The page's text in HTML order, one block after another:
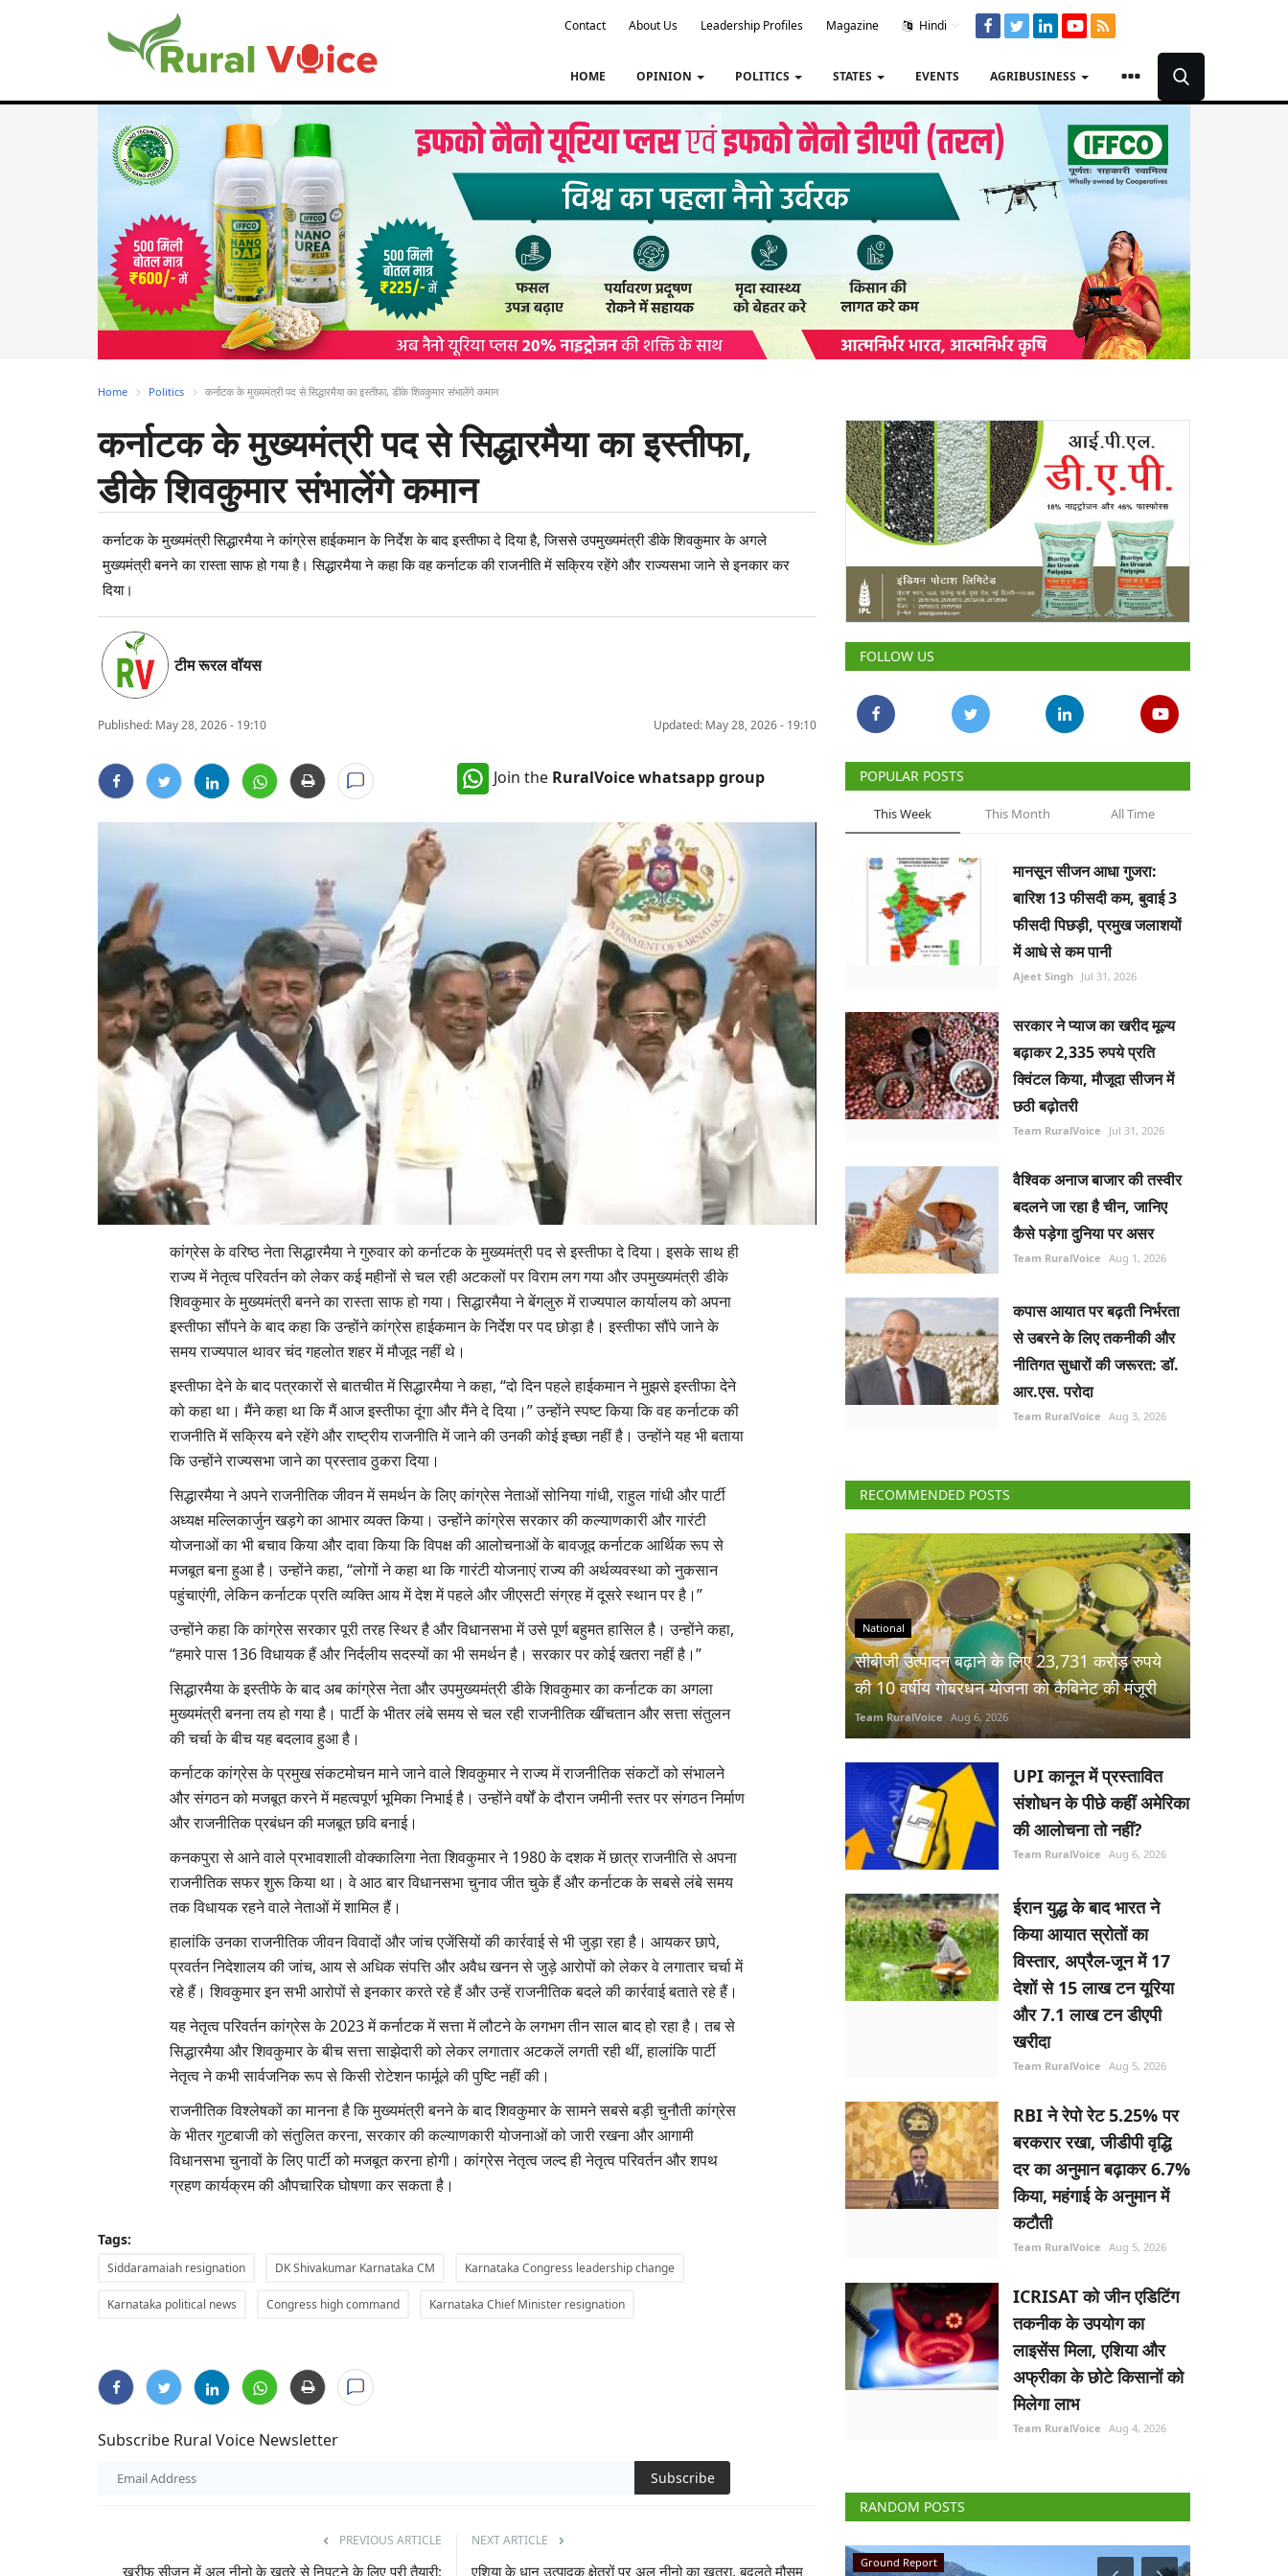
Contact About Us Leadership Profiles Magazine Hindi
HOME OPINION POLITICS STATES EVENTS AGRIBUSINESS
Home Politics कर्नाटक के मुख्यमंत्री पद से सिद्धारमैया का इस्तीफा, डीके शिवकुमार संभालेंगे कमान
कर्नाटक के मुख्यमंत्री पद से सिद्धारमैया का इस्तीफा,
डीके शिवकुमार संभालेंगे कमान
कर्नाटक के मुख्यमंत्री सिद्धारमैया ने कांग्रेस हाईकमान के निर्देश के बाद इस्तीफा दे दिया है, जिससे उपमुख्यमंत्री डीके शिवकुमार के अगले
मुख्यमंत्री बनने का रास्ता साफ हो गया है। सिद्धारमैया ने कहा कि वह कर्नाटक की राजनीति में सक्रिय रहेंगे और राज्यसभा जाने से इनकार कर
दिया।
टीम रूरल वॉयस
Published: May 28, 2026 - 19:10 Updated: May 28, 2026 - 19:10
Join the RuralVoice whatsapp group
कांग्रेस के वरिष्ठ नेता सिद्धारमैया ने गुरुवार को कर्नाटक के मुख्यमंत्री पद से इस्तीफा दे दिया। इसके साथ ही
राज्य में नेतृत्व परिवर्तन को लेकर कई महीनों से चल रही अटकलों पर विराम लग गया और उपमुख्यमंत्री डीके
शिवकुमार के मुख्यमंत्री बनने का रास्ता साफ हो गया। सिद्धारमैया ने बेंगलुरु में राज्यपाल कार्यालय को अपना
इस्तीफा सौंपने के बाद कहा कि उन्होंने कांग्रेस हाईकमान के निर्देश पर पद छोड़ा है। इस्तीफा सौंपे जाने के
समय राज्यपाल थावर चंद गहलोत शहर में मौजूद नहीं थे।
इस्तीफा देने के बाद पत्रकारों से बातचीत में सिद्धारमैया ने कहा, “दो दिन पहले हाईकमान ने मुझसे इस्तीफा देने
को कहा था। मैंने कहा था कि मैं आज इस्तीफा दूंगा और मैंने दे दिया।” उन्होंने स्पष्ट किया कि वह कर्नाटक की
राजनीति में सक्रिय बने रहेंगे और राष्ट्रीय राजनीति में जाने की उनकी कोई इच्छा नहीं है। उन्होंने यह भी बताया
कि उन्होंने राज्यसभा जाने का प्रस्ताव ठुकरा दिया।
सिद्धारमैया ने अपने राजनीतिक जीवन में समर्थन के लिए कांग्रेस नेताओं सोनिया गांधी, राहुल गांधी और पार्टी
अध्यक्ष मल्लिकार्जुन खड़गे का आभार व्यक्त किया। उन्होंने कांग्रेस सरकार की कल्याणकारी और गारंटी
योजनाओं का भी बचाव किया और दावा किया कि विपक्ष की आलोचनाओं के बावजूद कर्नाटक आर्थिक रूप से
मजबूत बना हुआ है। उन्होंने कहा, “लोगों ने कहा था कि गारंटी योजनाएं राज्य की अर्थव्यवस्था को नुकसान
पहुंचाएंगी, लेकिन कर्नाटक प्रति व्यक्ति आय में देश में पहले और जीएसटी संग्रह में दूसरे स्थान पर है।”
उन्होंने कहा कि कांग्रेस सरकार पूरी तरह स्थिर है और विधानसभा में उसे पूर्ण बहुमत हासिल है। उन्होंने कहा,
“हमारे पास 136 विधायक हैं और निर्दलीय सदस्यों का भी समर्थन है। सरकार पर कोई खतरा नहीं है।”
सिद्धारमैया के इस्तीफे के बाद अब कांग्रेस नेता और उपमुख्यमंत्री डीके शिवकुमार का कर्नाटक का अगला
मुख्यमंत्री बनना तय हो गया है। पार्टी के भीतर लंबे समय से चल रही राजनीतिक खींचतान और सत्ता संतुलन
की चर्चा के बीच यह बदलाव हुआ है।
कर्नाटक कांग्रेस के प्रमुख संकटमोचन माने जाने वाले शिवकुमार ने राज्य में राजनीतिक संकटों को संभालने
और संगठन को मजबूत करने में महत्वपूर्ण भूमिका निभाई है। उन्होंने वर्षों के दौरान जमीनी स्तर पर संगठन निर्माण
और राजनीतिक प्रबंधन की मजबूत छवि बनाई।
कनकपुरा से आने वाले प्रभावशाली वोक्कालिगा नेता शिवकुमार ने 1980 के दशक में छात्र राजनीति से अपना
राजनीतिक सफर शुरू किया था। वे आठ बार विधानसभा चुनाव जीत चुके हैं और कर्नाटक के सबसे लंबे समय
तक विधायक रहने वाले नेताओं में शामिल हैं।
हालांकि उनका राजनीतिक जीवन विवादों और जांच एजेंसियों की कार्रवाई से भी जुड़ा रहा है। आयकर छापे,
प्रवर्तन निदेशालय की जांच, आय से अधिक संपत्ति और अवैध खनन से जुड़े आरोपों को लेकर वे लगातार चर्चा में
रहे हैं। शिवकुमार इन सभी आरोपों से इनकार करते रहे हैं और उन्हें राजनीतिक बदले की कार्रवाई बताते रहे हैं।
यह नेतृत्व परिवर्तन कांग्रेस के 2023 में कर्नाटक में सत्ता में लौटने के लगभग तीन साल बाद हो रहा है। तब से
सिद्धारमैया और शिवकुमार के बीच सत्ता साझेदारी को लेकर लगातार अटकलें लगती रही थीं, हालांकि पार्टी
नेतृत्व ने कभी सार्वजनिक रूप से किसी रोटेशन फार्मूले की पुष्टि नहीं की।
राजनीतिक विश्लेषकों का मानना है कि मुख्यमंत्री बनने के बाद शिवकुमार के सामने सबसे बड़ी चुनौती कांग्रेस
के भीतर गुटबाजी को संतुलित करना, सरकार की कल्याणकारी योजनाओं को जारी रखना और आगामी
विधानसभा चुनावों के लिए पार्टी को मजबूत करना होगी। कांग्रेस नेतृत्व जल्द ही नेतृत्व परिवर्तन और शपथ
ग्रहण कार्यक्रम की औपचारिक घोषणा कर सकता है।
Tags:
Siddaramaiah resignation DK Shivakumar Karnataka CM Karnataka Congress leadership change
Karnataka political news Congress high command Karnataka Chief Minister resignation
Subscribe Rural Voice Newsletter
Subscribe
PREVIOUS ARTICLE
खरीफ सीजन में अल नीनो के खतरे से निपटने के लिए पूरी तैयारी:
NEXT ARTICLE
एशिया के धान उत्पादक क्षेत्रों पर अल नीनो का खतरा, बदलते मौसम
FOLLOW US
POPULAR POSTS
This Week This Month All Time
मानसून सीजन आधा गुजरा:
बारिश 13 फीसदी कम, बुवाई 3
फीसदी पिछड़ी, प्रमुख जलाशयों
में आधे से कम पानी
Ajeet Singh Jul 31, 2026
सरकार ने प्याज का खरीद मूल्य
बढ़ाकर 2,335 रुपये प्रति
क्विंटल किया, मौजूदा सीजन में
छठी बढ़ोतरी
Team RuralVoice Jul 31, 2026
वैश्विक अनाज बाजार की तस्वीर
बदलने जा रहा है चीन, जानिए
कैसे पड़ेगा दुनिया पर असर
Team RuralVoice Aug 1, 2026
कपास आयात पर बढ़ती निर्भरता
से उबरने के लिए तकनीकी और
नीतिगत सुधारों की जरूरत: डॉ.
आर.एस. परोदा
Team RuralVoice Aug 3, 2026
RECOMMENDED POSTS
National
सीबीजी उत्पादन बढ़ाने के लिए 23,731 करोड़ रुपये
की 10 वर्षीय गोबरधन योजना को कैबिनेट की मंजूरी
Team RuralVoice Aug 6, 2026
UPI कानून में प्रस्तावित
संशोधन के पीछे कहीं अमेरिका
की आलोचना तो नहीं?
Team RuralVoice Aug 6, 2026
ईरान युद्ध के बाद भारत ने
किया आयात स्रोतों का
विस्तार, अप्रैल-जून में 17
देशों से 15 लाख टन यूरिया
और 7.1 लाख टन डीएपी
खरीदा
Team RuralVoice Aug 5, 2026
RBI ने रेपो रेट 5.25% पर
बरकरार रखा, जीडीपी वृद्धि
दर का अनुमान बढ़ाकर 6.7%
किया, महंगाई के अनुमान में
कटौती
Team RuralVoice Aug 5, 2026
ICRISAT को जीन एडिटिंग
तकनीक के उपयोग का
लाइसेंस मिला, एशिया और
अफ्रीका के छोटे किसानों को
मिलेगा लाभ
Team RuralVoice Aug 4, 2026
RANDOM POSTS
Agri Start-Ups Ground Report National